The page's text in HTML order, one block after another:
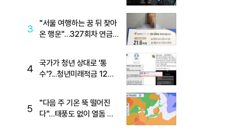
3
"서울 여행하는 꿈 뒤 찾아
온 행운"…327회차 연금
4
국가가 청년 상대로 '통
수'?...청년미래적금 12%
5
"다음 주 기온 뚝 떨어진
다"…태풍도 없이 열돔 박